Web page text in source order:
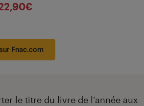
Fnac.com
le titre du livre de l’année aux